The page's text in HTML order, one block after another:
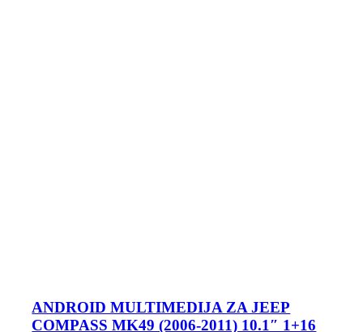
ANDROID MULTIMEDIJA ZA JEEP
COMPASS MK49 (2006-2011) 10.1″ 1+16